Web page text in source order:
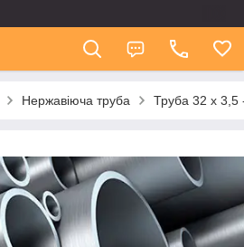
Нержавіюча труба Труба 32 х 3,5